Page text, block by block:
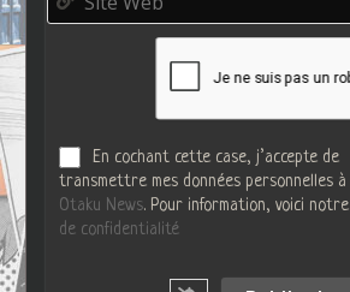
En cochant cette case, j’accepte de
transmettre mes données personnelles à
Otaku News. Pour information, voici notre
de confidentialité